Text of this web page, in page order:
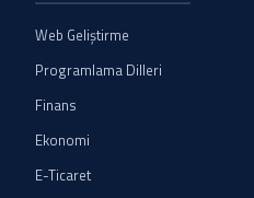
Web Geliştirme
Programlama Dilleri
Finans
Ekonomi
E-Ticaret